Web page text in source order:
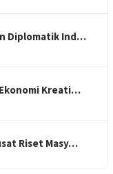
Diplomatik Ind…
Kreati…
Riset Masy…